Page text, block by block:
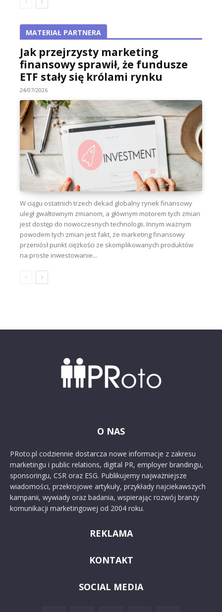
MATERIAŁ PARTNERA
Jak przejrzysty marketing
finansowy sprawił, że fundusze
ETF stały się królami rynku
24/07/2026
W ciągu ostatnich trzech dekad globalny rynek finansowy
uległ gwałtownym zmianom, a głównym motorem tych zmian
jest dostęp do nowoczesnych technologii. Innym ważnym
powodem tych zmian jest fakt, że marketing finansowy
przeniósł punkt ciężkości ze skomplikowanych produktów
na proste inwestowanie...
O NAS
PRoto.pl codziennie dostarcza nowe informacje z zakresu
marketingu i public relations, digital PR, employer brandingu,
sponsoringu, CSR oraz ESG. Publikujemy najważniejsze
wiadomości, przekrojowe artykuły, przykłady najciekawszych
kampanii, wywiady oraz badania, wspierając rozwój branży
komunikacji marketingowej od 2004 roku.
REKLAMA
KONTAKT
SOCIAL MEDIA